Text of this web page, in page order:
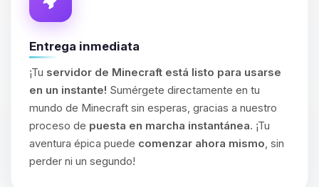
Entrega inmediata
¡Tu servidor de Minecraft está listo para usarse
en un instante! Sumérgete directamente en tu
mundo de Minecraft sin esperas, gracias a nuestro
proceso de puesta en marcha instantánea. ¡Tu
aventura épica puede comenzar ahora mismo , sin
perder ni un segundo!